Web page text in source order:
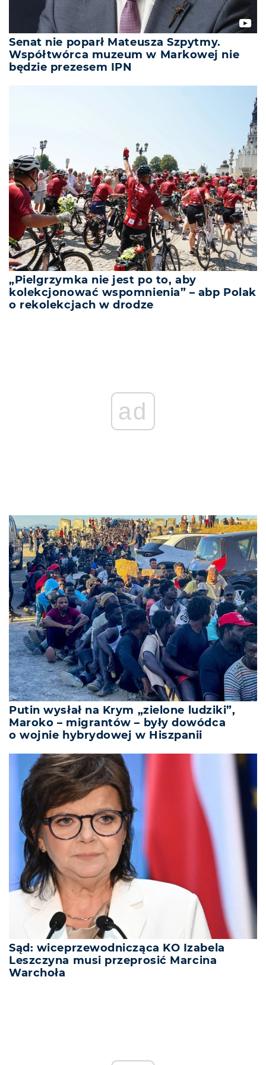
Senat nie poparł Mateusza Szpytmy.
Współtwórca muzeum w Markowej nie
będzie prezesem IPN
„Pielgrzymka nie jest po to, aby
kolekcjonować wspomnienia” – abp Polak
o rekolekcjach w drodze
ad
Putin wysłał na Krym „zielone ludziki”,
Maroko – migrantów – były dowódca
o wojnie hybrydowej w Hiszpanii
Sąd: wiceprzewodnicząca KO Izabela
Leszczyna musi przeprosić Marcina
Warchoła